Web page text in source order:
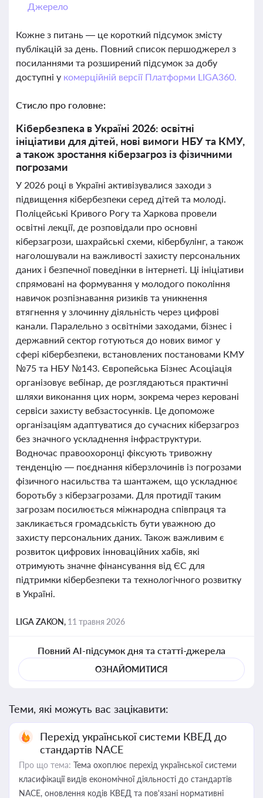
Джерело
Кожне з питань — це короткий підсумок змісту
публікацій за день. Повний список першоджерел з
посиланнями та розширений підсумок за добу
доступні у комерційній версії Платформи LIGA360.
Стисло про головне:
Кібербезпека в Україні 2026: освітні
ініціативи для дітей, нові вимоги НБУ та КМУ,
а також зростання кіберзагроз із фізичними
погрозами
У 2026 році в Україні активізувалися заходи з
підвищення кібербезпеки серед дітей та молоді.
Поліцейські Кривого Рогу та Харкова провели
освітні лекції, де розповідали про основні
кіберзагрози, шахрайські схеми, кібербулінг, а також
наголошували на важливості захисту персональних
даних і безпечної поведінки в інтернеті. Ці ініціативи
спрямовані на формування у молодого покоління
навичок розпізнавання ризиків та уникнення
втягнення у злочинну діяльність через цифрові
канали. Паралельно з освітніми заходами, бізнес і
державний сектор готуються до нових вимог у
сфері кібербезпеки, встановлених постановами КМУ
№75 та НБУ №143. Європейська Бізнес Асоціація
організовує вебінар, де розглядаються практичні
шляхи виконання цих норм, зокрема через керовані
сервіси захисту вебзастосунків. Це допоможе
організаціям адаптуватися до сучасних кіберзагроз
без значного ускладнення інфраструктури.
Водночас правоохоронці фіксують тривожну
тенденцію — поєднання кіберзлочинів із погрозами
фізичного насильства та шантажем, що ускладнює
боротьбу з кіберзагрозами. Для протидії таким
загрозам посилюється міжнародна співпраця та
закликається громадськість бути уважною до
захисту персональних даних. Також важливим є
розвиток цифрових інноваційних хабів, які
отримують значне фінансування від ЄС для
підтримки кібербезпеки та технологічного розвитку
в Україні.
LIGA ZAKON, 11 травня 2026
Повний AI-підсумок дня та статті-джерела
ОЗНАЙОМИТИСЯ
Теми, які можуть вас зацікавити:
Перехід української системи КВЕД до
стандартів NACE
Про що тема: Тема охоплює перехід української системи
класифікації видів економічної діяльності до стандартів
NACE, оновлення кодів КВЕД та пов'язані нормативні